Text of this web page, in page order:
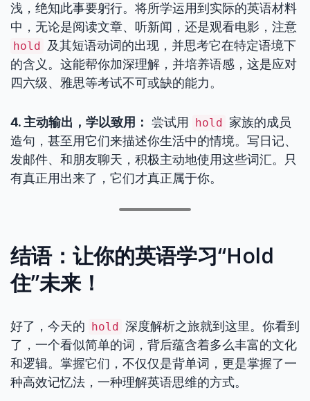
浅，绝知此事要躬行。将所学运用到实际的英语材料
中，无论是阅读文章、听新闻，还是观看电影，注意
hold
及其短语动词的出现，并思考它在特定语境下
的含义。这能帮你加深理解，并培养语感，这是应对
四六级、雅思等考试不可或缺的能力。
4. 主动输出，学以致用： 尝试用 hold 家族的成员
造句，甚至用它们来描述你生活中的情境。写日记、
发邮件、和朋友聊天，积极主动地使用这些词汇。只
有真正用出来了，它们才真正属于你。
结语：让你的英语学习“Hold
住”未来！
好了，今天的 hold 深度解析之旅就到这里。你看到
了，一个看似简单的词，背后蕴含着多么丰富的文化
和逻辑。掌握它们，不仅仅是背单词，更是掌握了一
种高效记忆法，一种理解英语思维的方式。